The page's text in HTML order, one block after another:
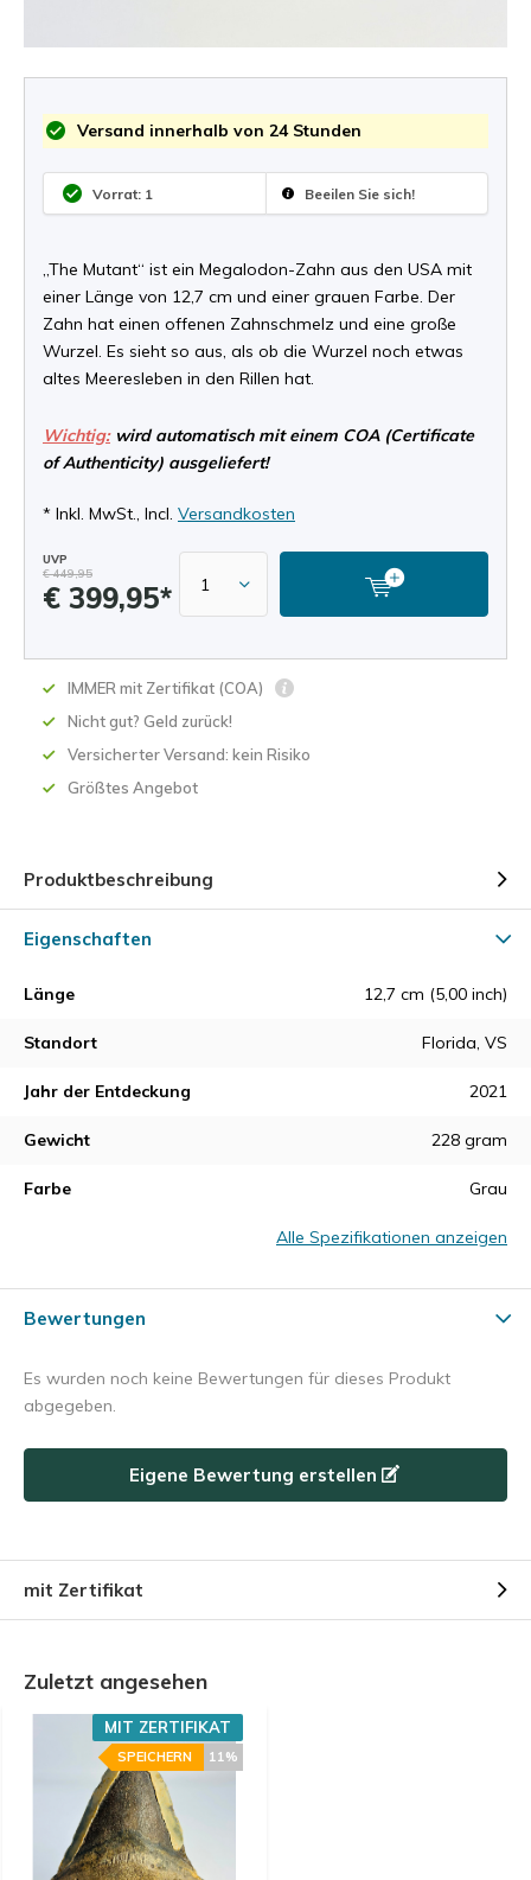
Versand innerhalb von 24 Stunden
Vorrat: 1 Beeilen Sie sich!
„The Mutant“ ist ein Megalodon-Zahn aus den USA mit
einer Länge von 12,7 cm und einer grauen Farbe. Der
Zahn hat einen offenen Zahnschmelz und eine große
Wurzel. Es sieht so aus, als ob die Wurzel noch etwas
altes Meeresleben in den Rillen hat.
Wichtig:wird automatisch mit einem COA (Certificate
of Authenticity) ausgeliefert!
* Inkl. MwSt., Incl. Versandkosten
UVP
€ 449,95
€ 399,95*
IMMER mit Zertifikat (COA)
Nicht gut? Geld zurück!
Versicherter Versand: kein Risiko
Größtes Angebot
Produktbeschreibung
Eigenschaften
Länge 12,7 cm (5,00 inch)
Standort Florida, VS
Jahr der Entdeckung 2021
Gewicht 228 gram
Farbe Grau
Alle Spezifikationen anzeigen
Bewertungen
Es wurden noch keine Bewertungen für dieses Produkt
abgegeben.
Eigene Bewertung erstellen
mit Zertifikat
Zuletzt angesehen
MIT ZERTIFIKAT
11%
SPEICHERN